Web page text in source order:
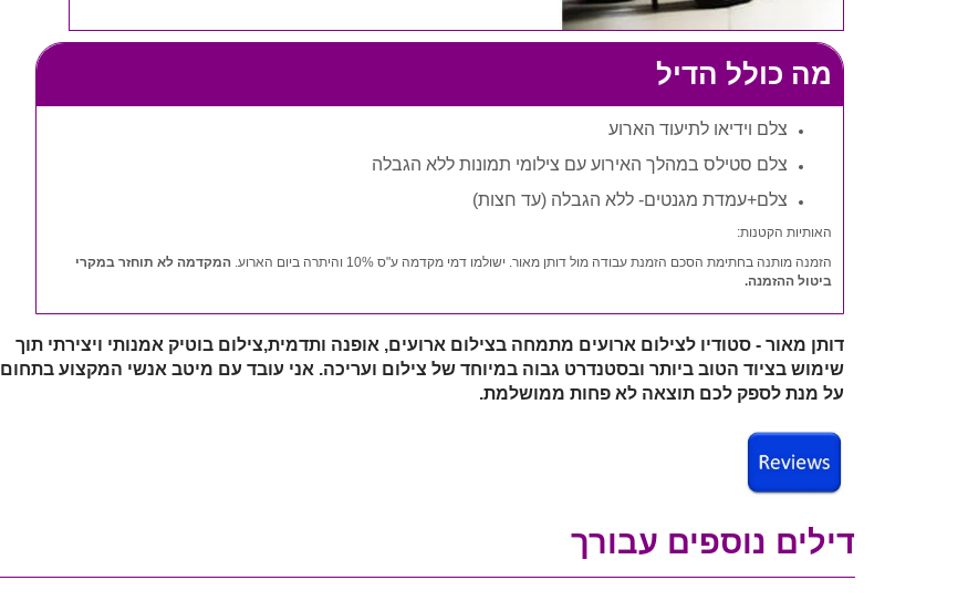
מה כולל הדיל
צלם וידיאו לתיעוד הארוע
צלם סטילס במהלך האירוע עם צילומי תמונות ללא הגבלה
צלם+עמדת מגנטים- ללא הגבלה (עד חצות)
האותיות הקטנות:
הזמנה מותנה בחתימת הסכם הזמנת עבודה מול דותן מאור. ישולמו דמי מקדמה ע"ס 10% והיתרה ביום הארוע.
המקדמה לא תוחזר במקרי
ביטול ההזמנה.
דותן מאור - סטודיו לצילום ארועים מתמחה בצילום ארועים, אופנה ותדמית,צילום בוטיק אמנותי ויצירתי תוך
שימוש בציוד הטוב ביותר ובסטנדרט גבוה במיוחד של צילום ועריכה. אני עובד עם מיטב אנשי המקצוע בתחום
על מנת לספק לכם תוצאה לא פחות ממושלמת.
דילים נוספים עבורך